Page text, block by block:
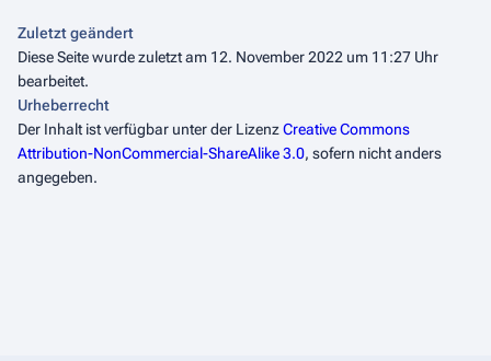
Zuletzt geändert
Diese Seite wurde zuletzt am 12. November 2022 um 11:27 Uhr
bearbeitet.
Urheberrecht
Der Inhalt ist verfügbar unter der LizenzCreative Commons
Attribution-NonCommercial-ShareAlike 3.0, sofern nicht anders
angegeben.